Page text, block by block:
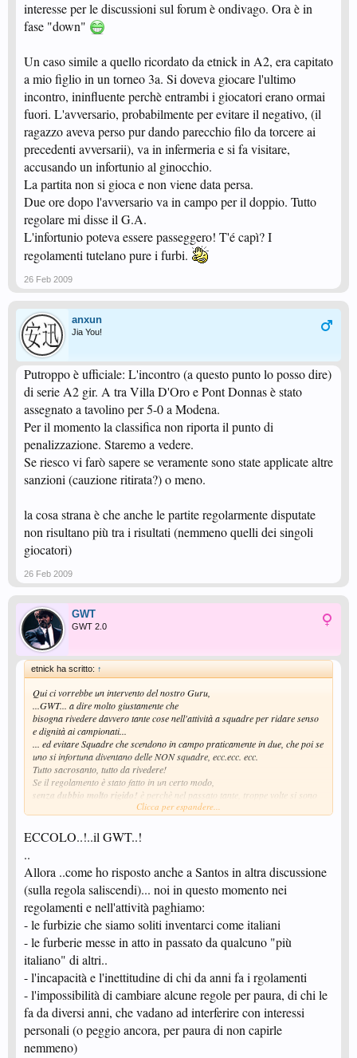
interesse per le discussioni sul forum è ondivago. Ora è in
fase "down"
Un caso simile a quello ricordato da etnick in A2, era capitato
a mio figlio in un torneo 3a. Si doveva giocare l'ultimo
incontro, ininfluente perchè entrambi i giocatori erano ormai
fuori. L'avversario, probabilmente per evitare il negativo, (il
ragazzo aveva perso pur dando parecchio filo da torcere ai
precedenti avversarii), va in infermeria e si fa visitare,
accusando un infortunio al ginocchio.
La partita non si gioca e non viene data persa.
Due ore dopo l'avversario va in campo per il doppio. Tutto
regolare mi disse il G.A.
L'infortunio poteva essere passeggero! T'é capì? I
regolamenti tutelano pure i furbi.
26 Feb 2009
anxun
Jia You!
Putroppo è ufficiale: L'incontro (a questo punto lo posso dire)
di serie A2 gir. A tra Villa D'Oro e Pont Donnas è stato
assegnato a tavolino per 5-0 a Modena.
Per il momento la classifica non riporta il punto di
penalizzazione. Staremo a vedere.
Se riesco vi farò sapere se veramente sono state applicate altre
sanzioni (cauzione ritirata?) o meno.
la cosa strana è che anche le partite regolarmente disputate
non risultano più tra i risultati (nemmeno quelli dei singoli
giocatori)
26 Feb 2009
GWT
GWT 2.0
etnick ha scritto: ↑
Qui ci vorrebbe un intervento del nostro Guru,
...GWT... a dire molto giustamente che
bisogna rivedere davvero tante cose nell'attività a squadre per ridare senso
e dignità ai campionati...
... ed evitare Squadre che scendono in campo praticamente in due, che poi se
uno si infortuna diventano delle NON squadre, ecc.ecc. ecc.
Tutto sacrosanto, tutto da rivedere!
Se il regolamento è stato fatto in un certo modo,
senza dubbio molto rigido! è perchè nel passato tante, troppe volte si sono
vericati casi scandalosi di squadre scese in campo solo pro-forma, con i
rigiocare un solo punto........ed evitare di perdere a tavolino l'intero
incontro.
Idem per il giocatore Z.
Purtroppo secondo me l'arbitro ha interpretato bene il regolamento , dopo
una prima rinuncia non può essercene una seconda, l'incontro va dato
perso 5 -0 con tutte le conseguenze, purtroppo negative, del caso.
Dura lex, sed lex.
Portando una riserva, e se ne possono mettere a referto anche più di una, il
problema si risolve alla radice.
Sostituzione.
Poi per dire come si usava qualche tempo fa, ricordo un esempio 7 anni fa di
un incontro di una mia squadra di A2 maschile in cui un giocatore
avversario dopo aver rinunciato ad un incontro - per paura di perdere punti
in classifica contro uno con cui le buscava sempre - voleva rientrare nel
Doppio ( si giocava allora la bellissima formula della Doppia Davis con i
Clicca per espandere...
ECCOLO..!..il GWT..!
..
Allora ..come ho risposto anche a Santos in altra discussione
(sulla regola saliscendi)... noi in questo momento nei
regolamenti e nell'attività paghiamo:
- le furbizie che siamo soliti inventarci come italiani
- le furberie messe in atto in passato da qualcuno "più
italiano" di altri..
- l'incapacità e l'inettitudine di chi da anni fa i rgolamenti
- l'impossibilità di cambiare alcune regole per paura, di chi le
fa da diversi anni, che vadano ad interferire con interessi
personali (o peggio ancora, per paura di non capirle
nemmeno)